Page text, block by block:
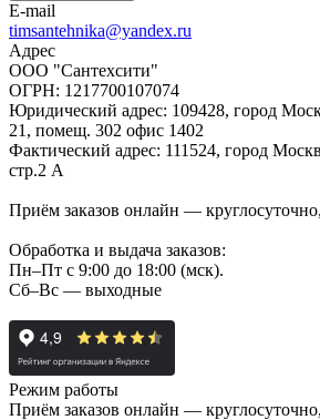
E-mail
timsantehnika@yandex.ru
Адрес
ООО "Сантехсити"
ОГРН: 1217700107074
Юридический адрес: 109428, город
21, помещ. 302 офис 1402
Фактический адрес: 111524, город
стр.2 А
Приём заказов онлайн —
Обработка и выдача заказов:
Пн–Пт с 9:00 до 18:00 (мск).
Сб–Вс — выходные
Режим работы
Приём заказов онлайн —